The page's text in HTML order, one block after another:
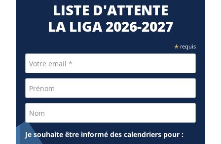
LISTE D'ATTENTE
LA LIGA 2026-2027
*requis
Je souhaite être informé des calendriers pour :